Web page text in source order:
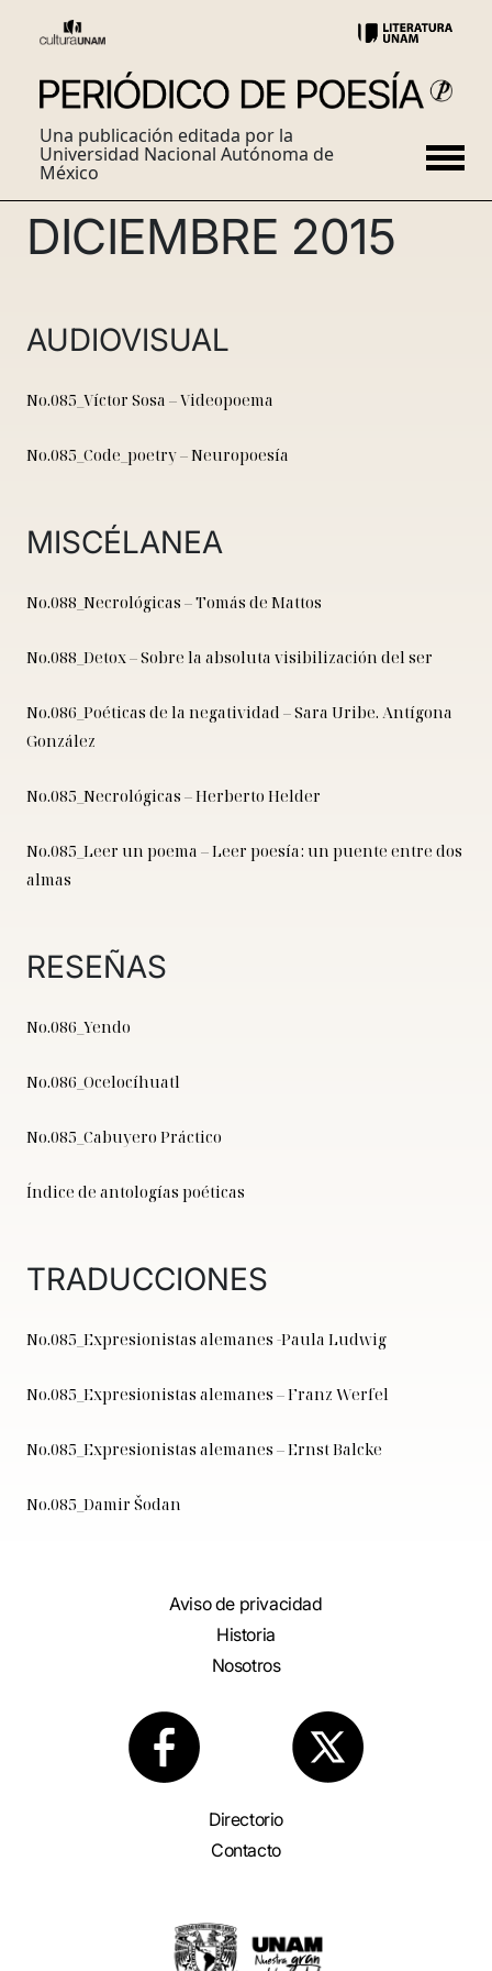
Una publicación editada por la
Universidad Nacional Autónoma de
México
DICIEMBRE 2015
AUDIOVISUAL
No.085_Víctor Sosa – Videopoema
No.085_Code_poetry – Neuropoesía
MISCÉLANEA
No.088_Necrológicas – Tomás de Mattos
No.088_Detox – Sobre la absoluta visibilización del ser
No.086_Poéticas de la negatividad – Sara Uribe. Antígona
González
No.085_Necrológicas – Herberto Helder
No.085_Leer un poema – Leer poesía: un puente entre dos
almas
RESEÑAS
No.086_Yendo
No.086_Ocelocíhuatl
No.085_Cabuyero Práctico
Índice de antologías poéticas
TRADUCCIONES
No.085_Expresionistas alemanes -Paula Ludwig
No.085_Expresionistas alemanes – Franz Werfel
No.085_Expresionistas alemanes – Ernst Balcke
No.085_Damir Šodan
Aviso de privacidad
Historia
Nosotros
Directorio
Contacto